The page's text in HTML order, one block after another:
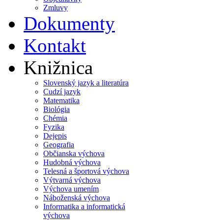
Zmluvy
Dokumenty
Kontakt
Knižnica
Slovenský jazyk a literatúra
Cudzí jazyk
Matematika
Biológia
Chémia
Fyzika
Dejepis
Geografia
Občianska výchova
Hudobná výchova
Telesná a športová výchova
Výtvarná výchova
Výchova umením
Náboženská výchova
Informatika a informatická
výchova